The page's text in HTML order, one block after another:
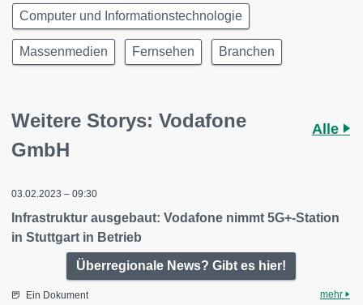
Computer und Informationstechnologie
Massenmedien Fernsehen Branchen
Weitere Storys: Vodafone
GmbH
Alle
03.02.2023 – 09:30
Infrastruktur ausgebaut: Vodafone nimmt 5G+-Station
in Stuttgart in Betrieb
Überregionale News? Gibt es hier!
Ein Dokument mehr